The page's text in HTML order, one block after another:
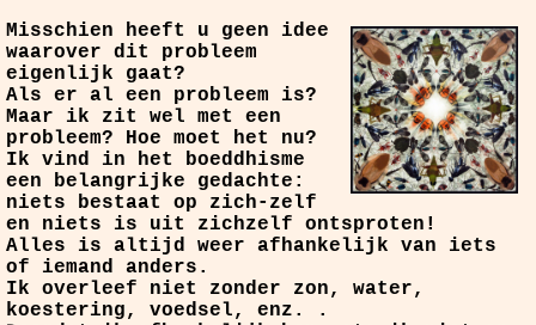
Misschien heeft u geen idee
waarover dit probleem
eigenlijk gaat?
Als er al een probleem is?
Maar ik zit wel met een
probleem? Hoe moet het nu?
Ik vind in het boeddhisme
een belangrijke gedachte:
niets bestaat op zich-zelf
en niets is uit zichzelf ontsproten!
Alles is altijd weer afhankelijk van iets
of iemand anders.
Ik overleef niet zonder zon, water,
koestering, voedsel, enz. .